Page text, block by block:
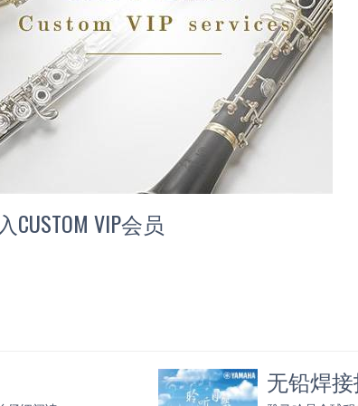
CUSTOM VIP会员
无铅焊